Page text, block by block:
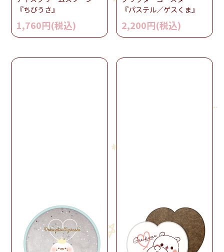
『ちびうさ』
1,760円(税込)
『パステル／ゲスくま』
2,200円(税込)